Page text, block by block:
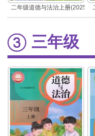
二年级道德与法治上册(2025
秋版)(部编版)
三年级